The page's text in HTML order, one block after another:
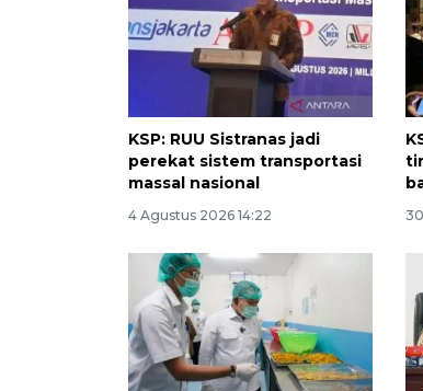
KSP: RUU Sistranas jadi
perekat sistem transportasi
massal nasional
4 Agustus 2026 14:22